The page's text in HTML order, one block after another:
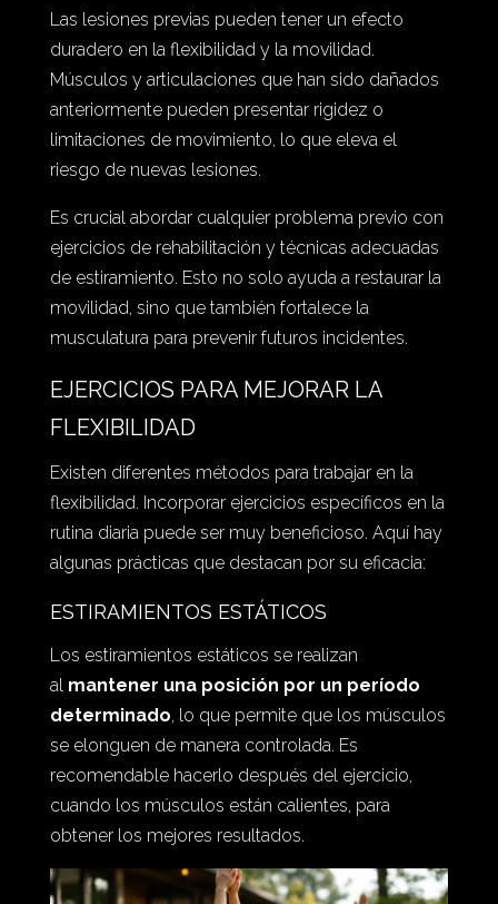
Las lesiones previas pueden tener un efecto
duradero en la flexibilidad y la movilidad.
Músculos y articulaciones que han sido dañados
anteriormente pueden presentar rigidez o
limitaciones de movimiento, lo que eleva el
riesgo de nuevas lesiones.
Es crucial abordar cualquier problema previo con
ejercicios de rehabilitación y técnicas adecuadas
de estiramiento. Esto no solo ayuda a restaurar la
movilidad, sino que también fortalece la
musculatura para prevenir futuros incidentes.
EJERCICIOS PARA MEJORAR LA
FLEXIBILIDAD
Existen diferentes métodos para trabajar en la
flexibilidad. Incorporar ejercicios específicos en la
rutina diaria puede ser muy beneficioso. Aquí hay
algunas prácticas que destacan por su eficacia:
ESTIRAMIENTOS ESTÁTICOS
Los estiramientos estáticos se realizan
al mantener una posición por un período
determinado, lo que permite que los músculos
se elonguen de manera controlada. Es
recomendable hacerlo después del ejercicio,
cuando los músculos están calientes, para
obtener los mejores resultados.